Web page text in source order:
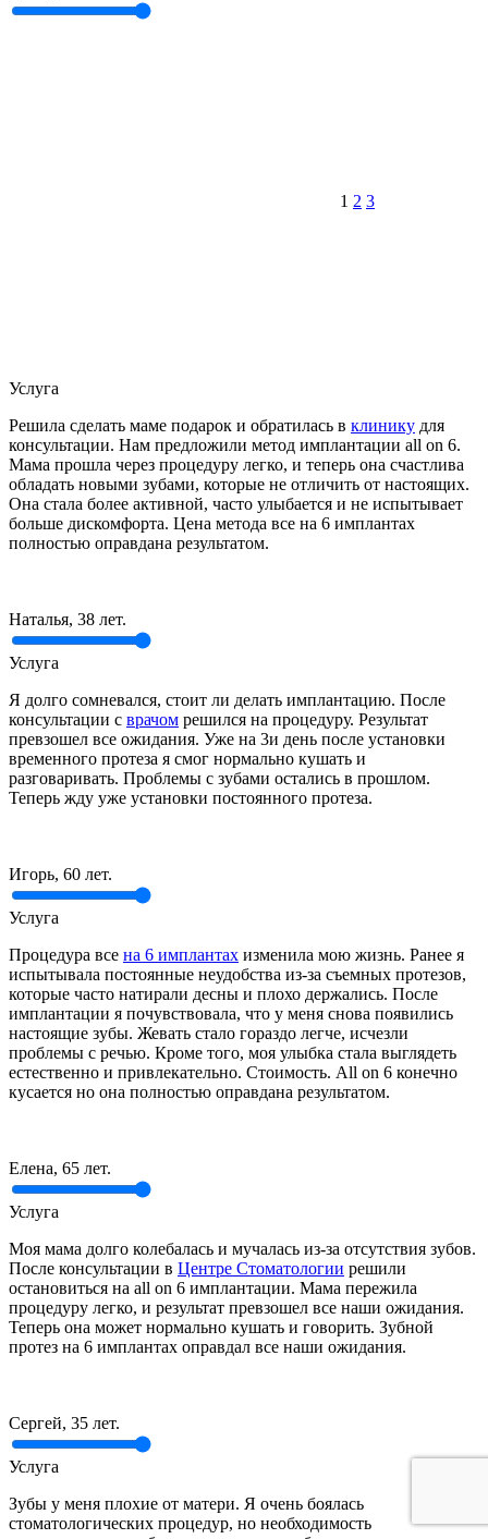
1 2 3
Услуга
Решила сделать маме подарок и обратилась в клинику для
консультации. Нам предложили метод имплантации all on 6.
Мама прошла через процедуру легко, и теперь она счастлива
обладать новыми зубами, которые не отличить от настоящих.
Она стала более активной, часто улыбается и не испытывает
больше дискомфорта. Цена метода все на 6 имплантах
полностью оправдана результатом.
Наталья, 38 лет.
Услуга
Я долго сомневался, стоит ли делать имплантацию. После
консультации с врачом решился на процедуру. Результат
превзошел все ожидания. Уже на 3и день после установки
временного протеза я смог нормально кушать и
разговаривать. Проблемы с зубами остались в прошлом.
Теперь жду уже установки постоянного протеза.
Игорь, 60 лет.
Услуга
Процедура все на 6 имплантах изменила мою жизнь. Ранее я
испытывала постоянные неудобства из-за съемных протезов,
которые часто натирали десны и плохо держались. После
имплантации я почувствовала, что у меня снова появились
настоящие зубы. Жевать стало гораздо легче, исчезли
проблемы с речью. Кроме того, моя улыбка стала выглядеть
естественно и привлекательно. Стоимость. All on 6 конечно
кусается но она полностью оправдана результатом.
Елена, 65 лет.
Услуга
Моя мама долго колебалась и мучалась из-за отсутствия зубов.
После консультации в Центре Стоматологии решили
остановиться на all on 6 имплантации. Мама пережила
процедуру легко, и результат превзошел все наши ожидания.
Теперь она может нормально кушать и говорить. Зубной
протез на 6 имплантах оправдал все наши ожидания.
Сергей, 35 лет.
Услуга
Зубы у меня плохие от матери. Я очень боялась
стоматологических процедур, но необходимость